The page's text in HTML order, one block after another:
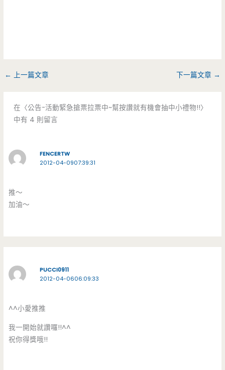
← 上一篇文章 下一篇文章 →
在〈公告-活動緊急搶票拉票中~幫按讚就有機會抽中小禮物!!〉
中有 4 則留言
FENCERTW
2012-04-0907:39:31
推～
加油～
PUCCI0911
2012-04-0606:09:33
^^小愛推推
我一開始就讚囉!!^^
祝你得獎哦!!